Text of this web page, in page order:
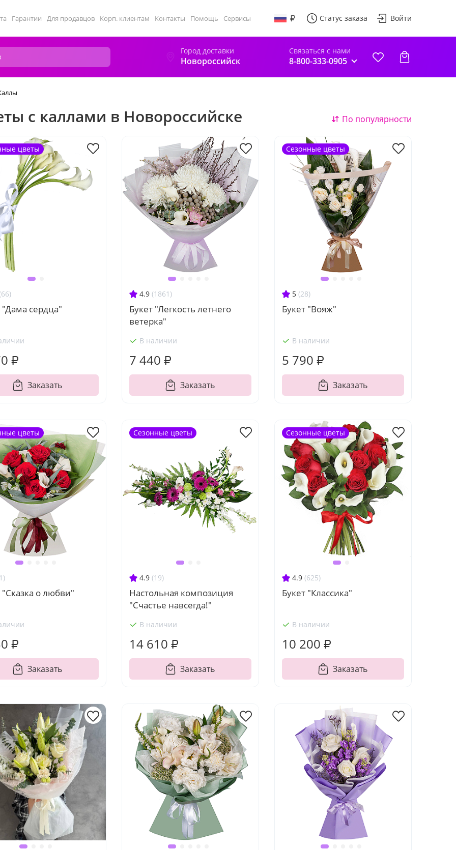
Гарантии Для продавцов Корп. клиентам Контакты Помощь Сервисы Статус заказа Войти
Город доставки
Новороссийск
Связаться с нами
8-800-333-0905
с каллами в Новороссийске По популярности
"Дама сердца"
₽
Заказать
цветы
4.9 (1861)
Букет "Легкость летнего
ветерка"
В наличии
7 440 ₽
Заказать
5 (28)
Букет "Вояж"
В наличии
5 790 ₽
Заказать
Сезонные цветы
"Сказка о любви"
₽
Заказать
цветы
4.9 (19)
Настольная композиция
"Счастье навсегда!"
В наличии
14 610 ₽
Заказать
Сезонные цветы
4.9 (625)
Букет "Классика"
В наличии
10 200 ₽
Заказать
Сезонные цветы